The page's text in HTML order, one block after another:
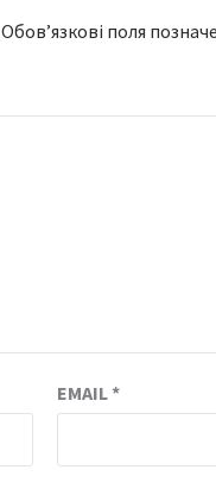
Обов’язкові поля
EMAIL*